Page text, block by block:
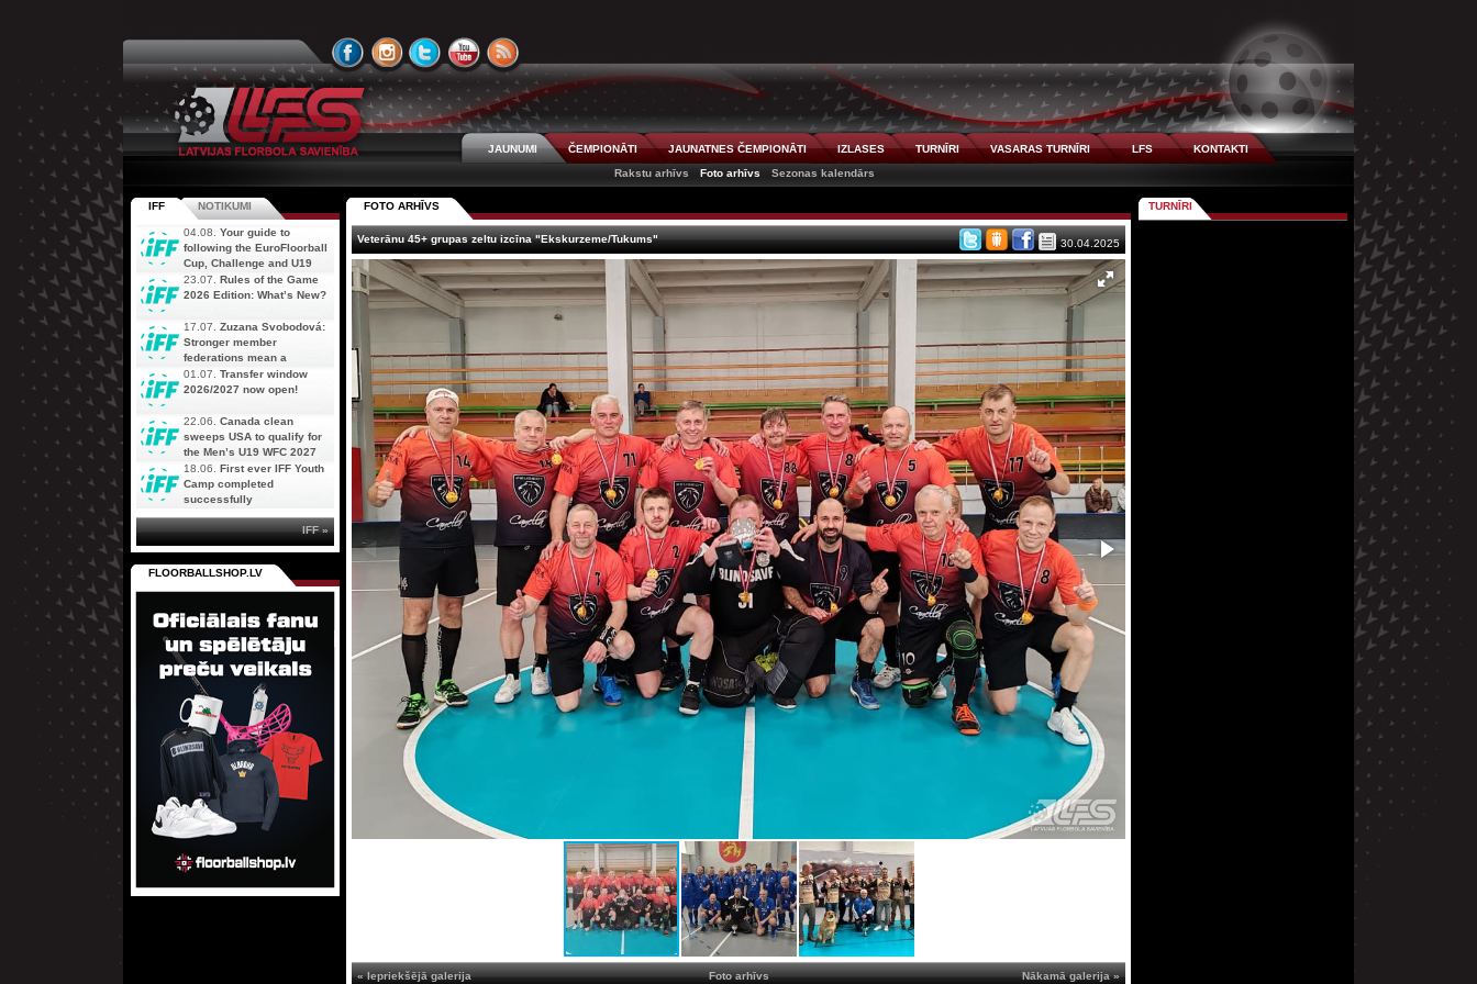
JAUNUMI ČEMPIONĀTI JAUNATNES ČEMPIONĀTI IZLASES TURNĪRI VASARAS TURNĪRI LFS
KONTAKTI
Rakstu arhīvs
Foto arhīvs Sezonas kalendārs
FOTO ARHĪVS
Veterānu 45+ grupas zeltu izcīna "Ekskurzeme/Tukums" 30.04.2025
« Iepriekšējā galerija Nākamā galerija »
Foto arhīvs
IFF NOTIKUMI
04.08. Your guide to
following the EuroFloorball
Cup, Challenge and U19
AOFC Qualifiers
simultaneously
23.07. Rules of the Game
2026 Edition: What’s New?
17.07. Zuzana Svobodová:
Stronger member
federations mean a
stronger future for floorball
01.07. Transfer window
2026/2027 now open!
22.06. Canada clean
sweeps USA to qualify for
the Men’s U19 WFC 2027
18.06. First ever IFF Youth
Camp completed
successfully
IFF »
FLOORBALLSHOP.LV
TURNĪRI